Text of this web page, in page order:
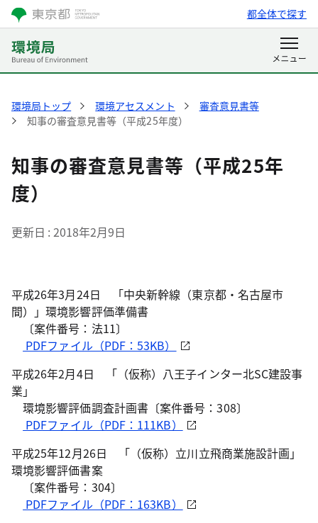
都全体で探す
環境局トップ 環境アセスメント
審査意見書等
知事の審査意見書等（平成25年度）
知事の審査意見書等（平成25年
度）
更新日 2018年2月9日
平成26年3月24日 「中央新幹線（東京都・名古屋市
間）」環境影響評価準備書
〔案件番号：法11〕
PDFファイル（PDF：53KB）
平成26年2月4日 「（仮称）八王子インター北SC建設事
業」
環境影響評価調査計画書〔案件番号：308〕
PDFファイル（PDF：111KB）
平成25年12月26日 「（仮称）立川立飛商業施設計画」
環境影響評価書案
〔案件番号：304〕
PDFファイル（PDF：163KB）